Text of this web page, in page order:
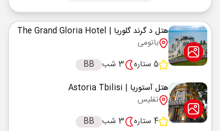
هتل د گرند گلوریا | The Grand Gloria Hotel
باتومی
5 ستاره
3 شب
BB
هتل آستوریا | Astoria Tbilisi
تفلیس
4 ستاره
3 شب BB